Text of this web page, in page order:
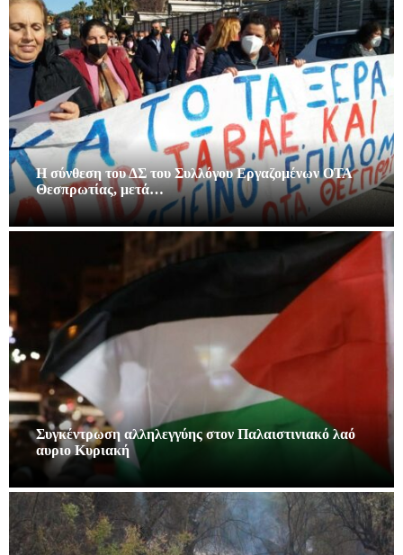
Η σύνθεση του ΔΣ του Συλλόγου Εργαζομένων ΟΤΑ
Θεσπρωτίας, μετά…
Συγκέντρωση αλληλεγγύης στον Παλαιστινιακό λαό
αυριο Κυριακή